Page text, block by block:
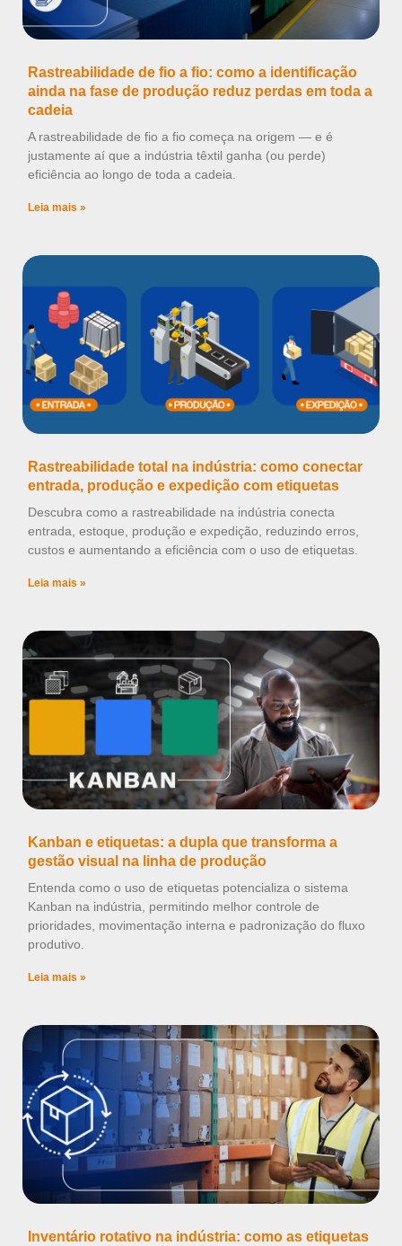
Rastreabilidade de fio a fio: como a identificação
ainda na fase de produção reduz perdas em toda a
cadeia
A rastreabilidade de fio a fio começa na origem — e é
justamente aí que a indústria têxtil ganha (ou perde)
eficiência ao longo de toda a cadeia.
Leia mais »
Rastreabilidade total na indústria: como conectar
entrada, produção e expedição com etiquetas
Descubra como a rastreabilidade na indústria conecta
entrada, estoque, produção e expedição, reduzindo erros,
custos e aumentando a eficiência com o uso de etiquetas.
Leia mais »
Kanban e etiquetas: a dupla que transforma a
gestão visual na linha de produção
Entenda como o uso de etiquetas potencializa o sistema
Kanban na indústria, permitindo melhor controle de
prioridades, movimentação interna e padronização do fluxo
produtivo.
Leia mais »
Inventário rotativo na indústria: como as etiquetas